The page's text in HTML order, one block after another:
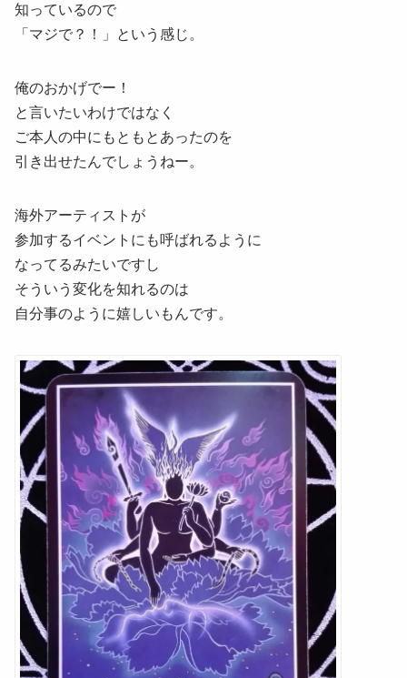
知っているので
「マジで？！」という感じ。
俺のおかげでー！
と言いたいわけではなく
ご本人の中にもともとあったのを
引き出せたんでしょうねー。
海外アーティストが
参加するイベントにも呼ばれるように
なってるみたいですし
そういう変化を知れるのは
自分事のように嬉しいもんです。